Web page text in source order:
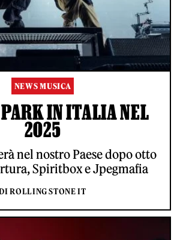
NEWS MUSICA
IN ITALIA NEL
2025
nel nostro Paese dopo otto
Spiritbox e Jpegmafia
ROLLING STONE IT